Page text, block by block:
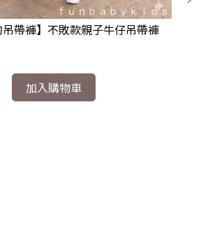
吊帶褲】不敗款親子牛仔吊帶褲
加入購物車